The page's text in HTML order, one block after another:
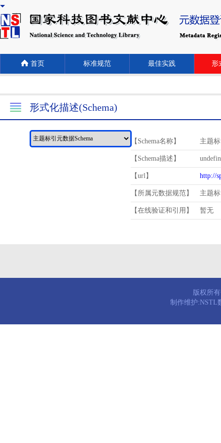
首页 标准规范 最佳实践 形
形式化描述(Schema)
【Schema名称】 主题
【Schema描述】
【url】 http://
【所属元数据规范】 主题
【在线验证和引用】 暂无
版权所
制作维护:NSTL